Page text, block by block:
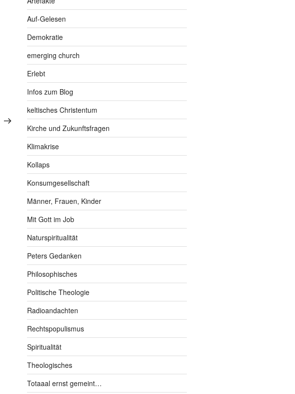
Nächster
Beitrag
Auf-Gelesen
Demokratie
emerging church
Erlebt
Infos zum Blog
keltisches Christentum
Kirche und Zukunftsfragen
Klimakrise
Kollaps
Konsumgesellschaft
Männer, Frauen, Kinder
Mit Gott im Job
Naturspiritualität
Peters Gedanken
Philosophisches
Politische Theologie
Radioandachten
Rechtspopulismus
Spiritualität
Theologisches
Totaaal ernst gemeint…